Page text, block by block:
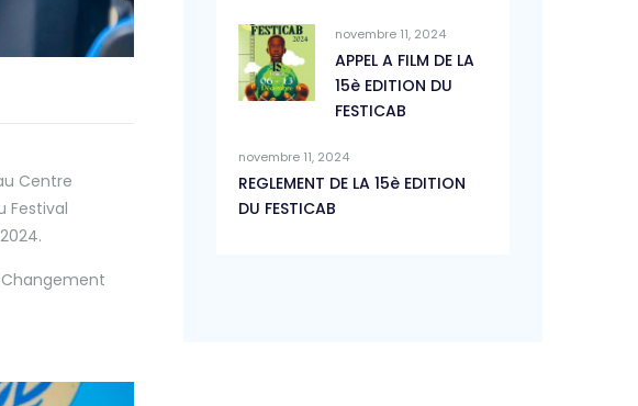
Centre
Festival
Changement
novembre 11, 2024
APPEL A FILM DE LA
15è EDITION DU
FESTICAB
novembre 11, 2024
REGLEMENT DE LA 15è EDITION
DU FESTICAB